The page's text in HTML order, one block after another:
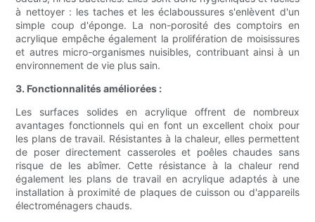
à nettoyer : les taches et les éclaboussures s'enlèvent d'un
simple coup d'éponge. La non-porosité des comptoirs en
acrylique empêche également la prolifération de moisissures
et autres micro-organismes nuisibles, contribuant ainsi à un
environnement de vie plus sain.
3. Fonctionnalités améliorées :
Les surfaces solides en acrylique offrent de nombreux
avantages fonctionnels qui en font un excellent choix pour
les plans de travail. Résistantes à la chaleur, elles permettent
de poser directement casseroles et poêles chaudes sans
risque de les abîmer. Cette résistance à la chaleur rend
également les plans de travail en acrylique adaptés à une
installation à proximité de plaques de cuisson ou d'appareils
électroménagers chauds.